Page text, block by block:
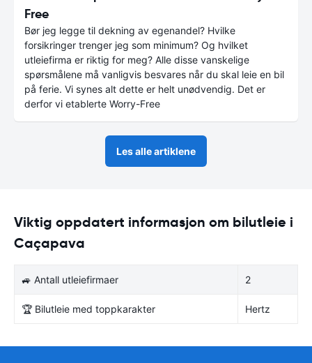
Free
Bør jeg legge til dekning av egenandel? Hvilke
forsikringer trenger jeg som minimum? Og hvilket
utleiefirma er riktig for meg? Alle disse vanskelige
spørsmålene må vanligvis besvares når du skal leie en bil
på ferie. Vi synes alt dette er helt unødvendig. Det er
derfor vi etablerte Worry-Free
Les alle artiklene
Viktig oppdatert informasjon om bilutleie i
Caçapava
🚙 Antall utleiefirmaer 2
🏆 Bilutleie med toppkarakter Hertz